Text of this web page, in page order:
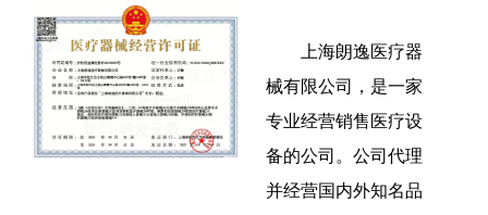
上海朗逸医疗器
械有限公司，是一家
专业经营销售医疗设
备的公司。公司代理
并经营国内外知名品